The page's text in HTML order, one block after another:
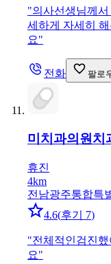
"의사선생님께
세하게 자세히
요"
전화 팔로
미치과의원 치
휴진
4km
전남광주통합특
4.6(후기 7)
"전체적인검진
요"